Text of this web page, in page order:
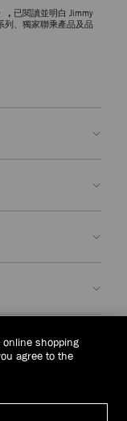
， 已閱讀並明白 Jimmy
列、獨家聯乘產品及品
shopping
agree to the